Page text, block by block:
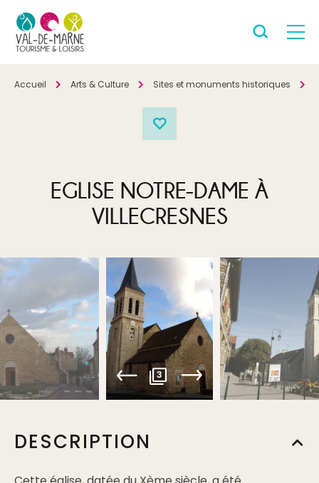
Accueil Arts & Culture Sites et monuments historiques
EGLISE NOTRE-DAME À
VILLECRESNES
3
DESCRIPTION